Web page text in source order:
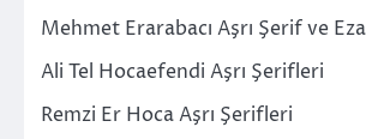
Mehmet Erarabacı Aşrı Şerif ve
Ali Tel Hocaefendi Aşrı Şerifleri
Remzi Er Hoca Aşrı Şerifleri